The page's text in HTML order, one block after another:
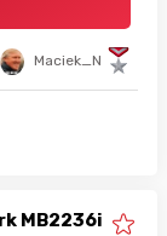
Maciek_N
MB2236i